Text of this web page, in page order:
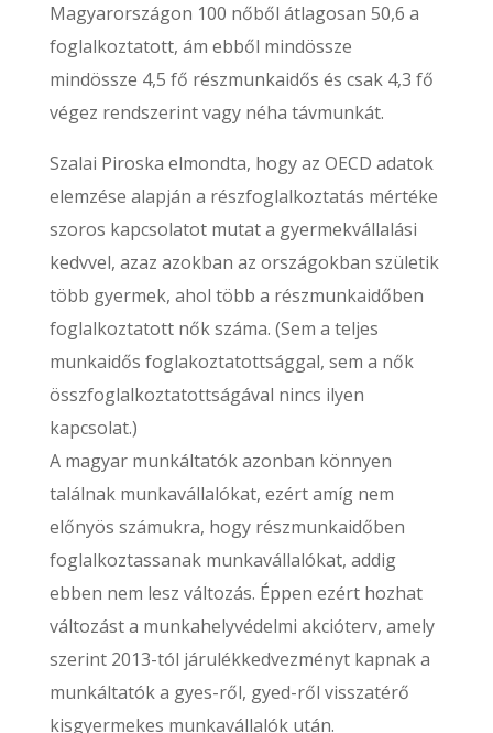
Magyarországon 100 nőből átlagosan 50,6 a
foglalkoztatott, ám ebből mindössze
mindössze 4,5 fő részmunkaidős és csak 4,3 fő
végez rendszerint vagy néha távmunkát.
Szalai Piroska elmondta, hogy az OECD adatok
elemzése alapján a részfoglalkoztatás mértéke
szoros kapcsolatot mutat a gyermekvállalási
kedvvel, azaz azokban az országokban születik
több gyermek, ahol több a részmunkaidőben
foglalkoztatott nők száma. (Sem a teljes
munkaidős foglakoztatottsággal, sem a nők
összfoglalkoztatottságával nincs ilyen
kapcsolat.)
A magyar munkáltatók azonban könnyen
találnak munkavállalókat, ezért amíg nem
előnyös számukra, hogy részmunkaidőben
foglalkoztassanak munkavállalókat, addig
ebben nem lesz változás. Éppen ezért hozhat
változást a munkahelyvédelmi akcióterv, amely
szerint 2013-tól járulékkedvezményt kapnak a
munkáltatók a gyes-ről, gyed-ről visszatérő
kisgyermekes munkavállalók után.